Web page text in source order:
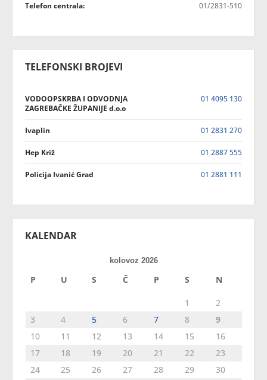
Telefon centrala: 01/2831-510
TELEFONSKI BROJEVI
VODOOPSKRBA I ODVODNJA
ZAGREBAČKE ŽUPANIJE d.o.o
01 4095 130
Ivaplin 01 2831 270
Hep Križ 01 2887 555
Policija Ivanić Grad 01 2881 111
KALENDAR
kolovoz 2026
P U S Č P S N
1
2
3
4 5 6 7 8
9
10
11 12 13 14 15
16
17
18 19 20 21 22
23
24
25 26 27 28 29
30